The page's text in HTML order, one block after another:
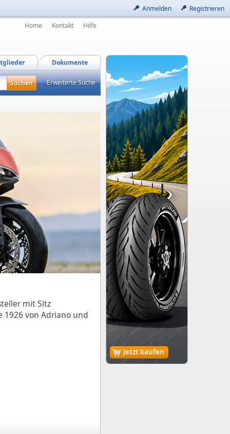
Anmelden Registrieren
Jetzt kaufen
Home Kontakt Hilfe
Dokumente
Erweiterte Suche
mit Sitz
1926 von Adriano und